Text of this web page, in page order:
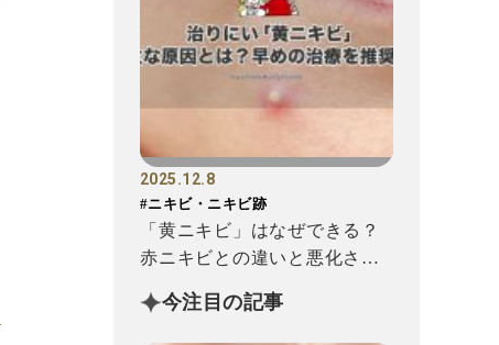
2025.12.8
#ニキビ・ニキビ跡
「黄ニキビ」はなぜできる？
赤ニキビとの違いと悪化させ
今注目の記事